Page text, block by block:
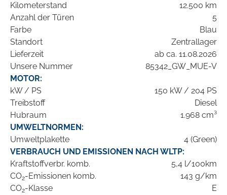
Kilometerstand
12.500 km
Anzahl der Türen
5
Farbe
Blau
Standort
Zentrallager
Lieferzeit
ab ca. 11.08.2026
Unsere Nummer
85342_GW_MUE-V
MOTOR:
kW / PS
150 kW / 204 PS
Treibstoff
Diesel
Hubraum
1.968 cm³
UMWELTNORMEN:
Umweltplakette
4 (Green)
VERBRAUCH UND EMISSIONEN NACH WLTP:
Kraftstoffverbr. komb.
5,4 l/100km
CO2-Emissionen komb.
143 g/km
CO2-Klasse E